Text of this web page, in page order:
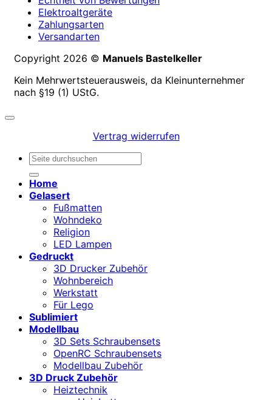
Elektroaltgeräte
Zahlungsarten
Versandarten
Copyright 2026 © Manuels Bastelkeller
Kein Mehrwertsteuerausweis, da Kleinunternehmer
nach §19 (1) UStG.
Vertrag widerrufen
Suchen
Home
Gelasert
Fußmatten
Wohndeko
Religion
LED Lampen
Gedruckt
3D Drucker Zubehör
Wohnbereich
Werkstatt
Für Lego
Sublimiert
Modellbau
3D Sets Schraubensets
OpenRC Schraubensets
Modellbau Zubehör
3D Druck Zubehör
Heiztechnik